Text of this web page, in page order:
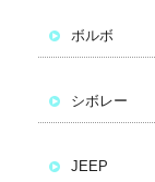
ボルボ
シボレー
JEEP